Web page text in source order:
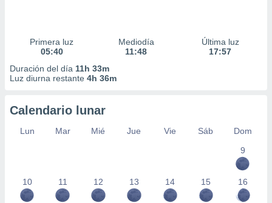
Primera luz
05:40
Mediodía
11:48
Última luz
17:57
Duración del día 11h 33m
Luz diurna restante 4h 36m
Calendario lunar
Lun Mar Mié Jue Vie Sáb
Dom
9
10 11 12 13 14 15 16